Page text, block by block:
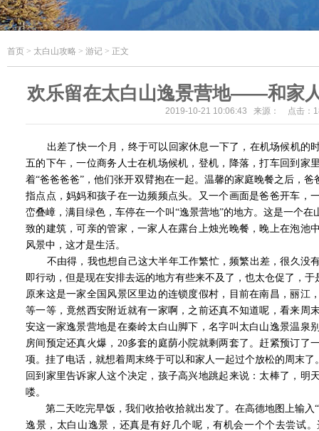
首页 > 太白山攻略 > 游记 > 正文
欢乐留在太白山逸景营地——和家
2019-10-21 10:06:43 来源： 点击：
出差了快一个月，终于可以回家休息一下了，在机场候机的
五的下午，一位商务人士在机场候机，登机，降落，打车回到家
着“爸爸爸爸”，他们张开双臂抱在一起。温馨的家庭晚餐之后，爸
指点点，妈妈和孩子在一边频频点头。又一个画面是爸爸开车，
峦叠嶂，满目绿色，车停在一个叫“逸景营地”的地方。这是一个
致的建筑，可亲的管家，一家人在露台上烛光晚餐，晚上在泡池
风景中，这才是生活。
不由得，我也想自己这大半年工作繁忙，频繁出差，很久没
即行动，但是现在安排去远的地方有些来不及了，也太仓促了，于
原来这是一家全国风景区里边的连锁度假村，目前在南昌，丽江
等一等，竟然西安附近就有一家啊，之前还真不知道呢，看来周
安这一家逸景营地是在秦岭太白山脚下，名字叫太白山逸景温泉
房间预定还真火爆，20多套的庭荫小院就剩两套了。赶紧预订了
项。挂了电话，就想着周末终于可以和家人一起过个放松的周末了
回到家里告诉家人这个决定，孩子高兴地跳起来说：太棒了，明
喽。
第二天吃完早饭，我们收拾收拾就出发了。在高德地图上输入“
逸景，太白山逸景，还真是有好几个呢，有机会一个个去尝试